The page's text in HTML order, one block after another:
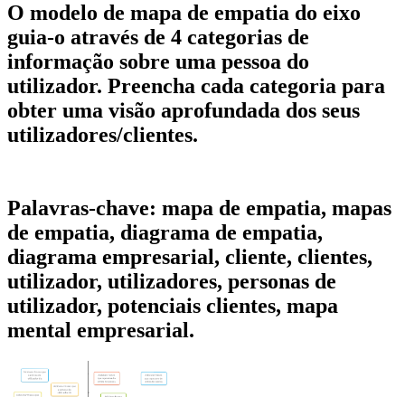
O modelo de mapa de empatia do eixo
guia-o através de 4 categorias de
informação sobre uma pessoa do
utilizador. Preencha cada categoria para
obter uma visão aprofundada dos seus
utilizadores/clientes.
Palavras-chave: mapa de empatia, mapas
de empatia, diagrama de empatia,
diagrama empresarial, cliente, clientes,
utilizador, utilizadores, personas de
utilizador, potenciais clientes, mapa
mental empresarial.